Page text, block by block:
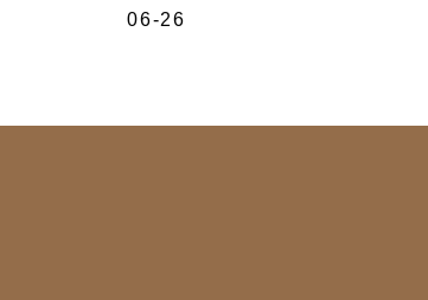
06-26